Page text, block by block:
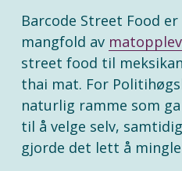
Barcode Street Food
mangfold av
street food til
thai mat. For
naturlig ramme som
til å velge selv,
gjorde det lett å